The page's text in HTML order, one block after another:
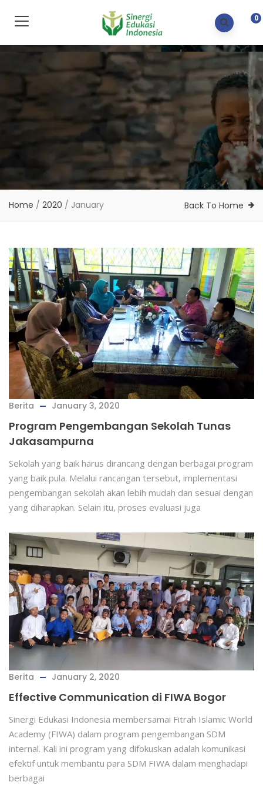
0
Home / 2020 / January Back To Home
Berita January 3, 2020
Program Pengembangan Sekolah Tunas
Jakasampurna
Sekolah yang baik harus dirancang dengan berbagai program
yang baik pula. Melalui rancangan tersebut, implementasi
pengembangan sekolah akan lebih mudah dan sesuai dengan
yang diharapkan. Selain itu, proses evaluasi juga
Berita January 2, 2020
Effective Communication di FIWA Bogor
Sinergi Edukasi Indonesia membersamai Fitrah Islamic World
Academy (FIWA) dalam program pengembangan SDM
internal. Kali ini program yang difokuskan adalah komunikasi
efektif untuk membantu para SDM FIWA dalam menghadapi
berbagai